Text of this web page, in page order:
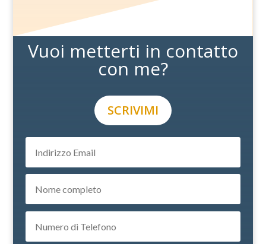
Vuoi metterti in contatto
con me?
SCRIVIMI